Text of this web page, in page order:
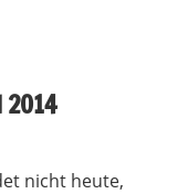
2014
nicht heute,